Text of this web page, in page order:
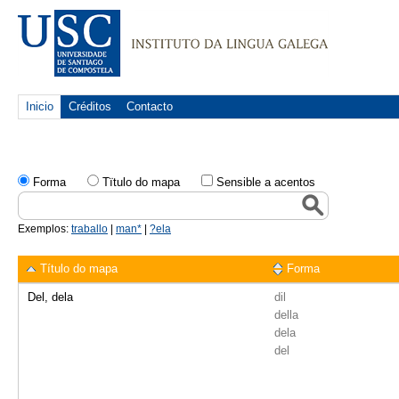
Inicio Créditos Contacto
Forma Tïtulo do mapa Sensible a acentos
Exemplos: traballo man* ?ela
Título do mapa Forma
Del, dela
dil
della
dela
del